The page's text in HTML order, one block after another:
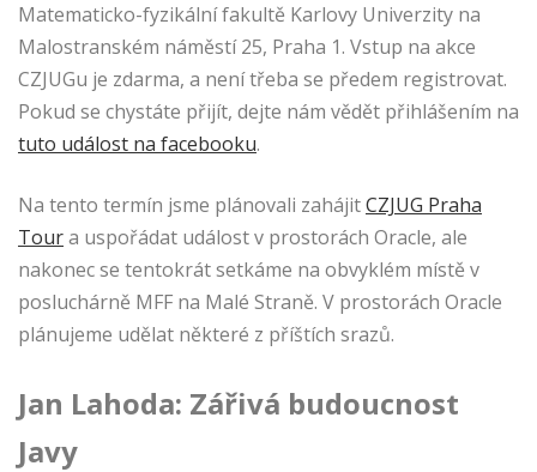
Matematicko-fyzikální fakultě Karlovy Univerzity na
Malostranském náměstí 25, Praha 1. Vstup na akce
CZJUGu je zdarma, a není třeba se předem registrovat.
Pokud se chystáte přijít, dejte nám vědět přihlášením na
tuto událost na facebooku.
Na tento termín jsme plánovali zahájitCZJUG Praha
Toura uspořádat událost v prostorách Oracle, ale
nakonec se tentokrát setkáme na obvyklém místě v
posluchárně MFF na Malé Straně. V prostorách Oracle
plánujeme udělat některé z příštích srazů.
Jan Lahoda: Zářivá budoucnost
Javy